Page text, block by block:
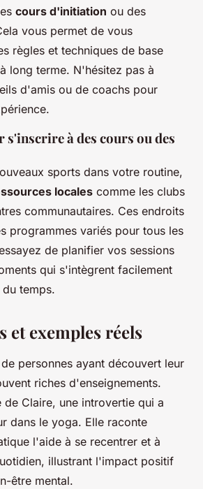
cours d'initiation ou des
vous permet de vous
règles et techniques de base
long terme. N'hésitez pas à
d'amis ou de coachs pour
s'inscrire à des cours ou des
sports dans votre routine,
locales comme les clubs
communautaires. Ces endroits
programmes variés pour tous les
de planifier vos sessions
qui s'intègrent facilement
temps.
et exemples réels
de personnes ayant découvert leur
riches d'enseignements.
de Claire, une introvertie qui a
dans le yoga. Elle raconte
l'aide à se recentrer et à
illustrant l'impact positif
être mental.